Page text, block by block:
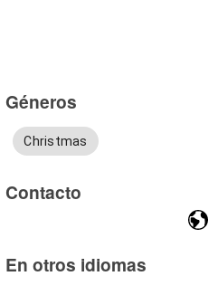
Géneros
Christmas
Contacto
En otros idiomas